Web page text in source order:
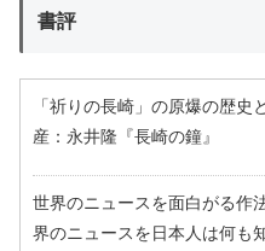
書評
「祈りの長崎」の原爆の歴史
産：永井隆『長崎の鐘』
世界のニュースを面白がる作
界のニュースを日本人は何も